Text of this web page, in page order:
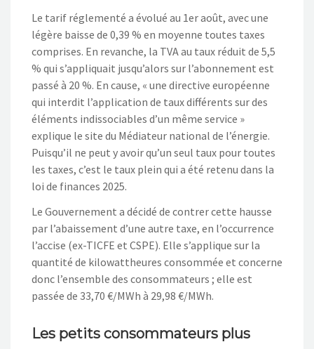
Le tarif réglementé a évolué au 1er août, avec une
légère baisse de 0,39 % en moyenne toutes taxes
comprises. En revanche, la TVA au taux réduit de 5,5
% qui s’appliquait jusqu’alors sur l’abonnement est
passé à 20 %. En cause, « une directive européenne
qui interdit l’application de taux différents sur des
éléments indissociables d’un même service »
explique le site du Médiateur national de l’énergie.
Puisqu’il ne peut y avoir qu’un seul taux pour toutes
les taxes, c’est le taux plein qui a été retenu dans la
loi de finances 2025.
Le Gouvernement a décidé de contrer cette hausse
par l’abaissement d’une autre taxe, en l’occurrence
l’accise (ex-TICFE et CSPE). Elle s’applique sur la
quantité de kilowattheures consommée et concerne
donc l’ensemble des consommateurs ; elle est
passée de 33,70 €/MWh à 29,98 €/MWh.
Les petits consommateurs plus